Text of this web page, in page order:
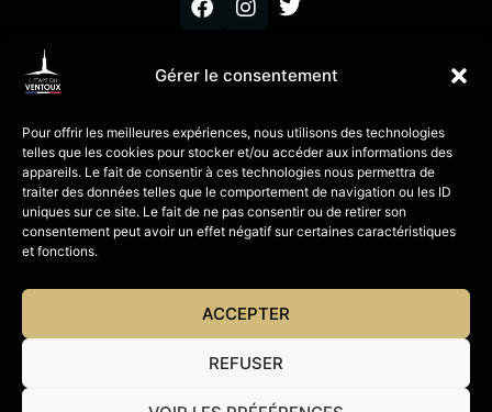
Gérer le consentement
Pour offrir les meilleures expériences, nous utilisons des technologies
telles que les cookies pour stocker et/ou accéder aux informations des
appareils. Le fait de consentir à ces technologies nous permettra de
traiter des données telles que le comportement de navigation ou les ID
uniques sur ce site. Le fait de ne pas consentir ou de retirer son
consentement peut avoir un effet négatif sur certaines caractéristiques
et fonctions.
ACCEPTER
REFUSER
Vos suggestions, vos avis
Partagez vos photos
Mentions légales